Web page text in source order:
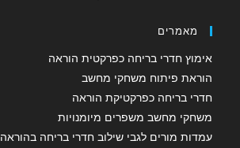
מאמרים
אימוץ חדרי בריחה כפרקטית הוראה
הוראת פיתוח משחקי מחשב
חדרי בריחה כפרקטיקת הוראה
משחקי מחשב משפרים מיומנויות
עמדות מורים לגבי שילוב חדרי בריחה בהוראה